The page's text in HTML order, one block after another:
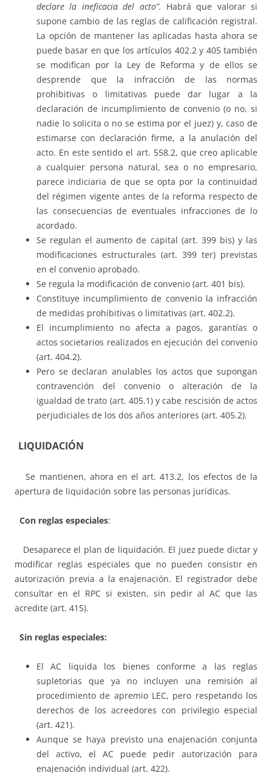
declare la ineficacia del acto”. Habrá que valorar si
supone cambio de las reglas de calificación registral.
La opción de mantener las aplicadas hasta ahora se
puede basar en que los artículos 402.2 y 405 también
se modifican por la Ley de Reforma y de ellos se
desprende que la infracción de las normas
prohibitivas o limitativas puede dar lugar a la
declaración de incumplimiento de convenio (o no, si
nadie lo solicita o no se estima por el juez) y, caso de
estimarse con declaración firme, a la anulación del
acto. En este sentido el art. 558.2, que creo aplicable
a cualquier persona natural, sea o no empresario,
parece indiciaria de que se opta por la continuidad
del régimen vigente antes de la reforma respecto de
las consecuencias de eventuales infracciones de lo
acordado.
Se regulan el aumento de capital (art. 399 bis) y las
modificaciones estructurales (art. 399 ter) previstas
en el convenio aprobado.
Se regula la modificación de convenio (art. 401 bis).
Constituye incumplimiento de convenio la infracción
de medidas prohibitivas o limitativas (art. 402.2).
El incumplimiento no afecta a pagos, garantías o
actos societarios realizados en ejecución del convenio
(art. 404.2).
Pero se declaran anulables los actos que supongan
contravención del convenio o alteración de la
igualdad de trato (art. 405.1) y cabe rescisión de actos
perjudiciales de los dos años anteriores (art. 405.2).
LIQUIDACIÓN
Se mantienen, ahora en el art. 413.2, los efectos de la
apertura de liquidación sobre las personas jurídicas.
Con reglas especiales:
Desaparece el plan de liquidación. El juez puede dictar y
modificar reglas especiales que no pueden consistir en
autorización previa a la enajenación. El registrador debe
consultar en el RPC si existen, sin pedir al AC que las
acredite (art. 415).
Sin reglas especiales:
El AC liquida los bienes conforme a las reglas
supletorias que ya no incluyen una remisión al
procedimiento de apremio LEC, pero respetando los
derechos de los acreedores con privilegio especial
(art. 421).
Aunque se haya previsto una enajenación conjunta
del activo, el AC puede pedir autorización para
enajenación individual (art. 422).